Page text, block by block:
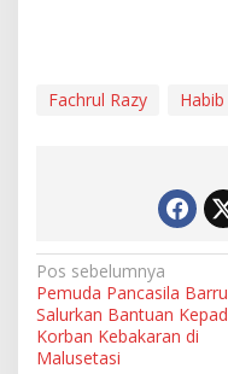
Fachrul Razy
N
a
v
Pos sebelumnya
Pemuda Pancasila Barru
Salurkan Bantuan
Korban Kebakaran di
Malusetasi